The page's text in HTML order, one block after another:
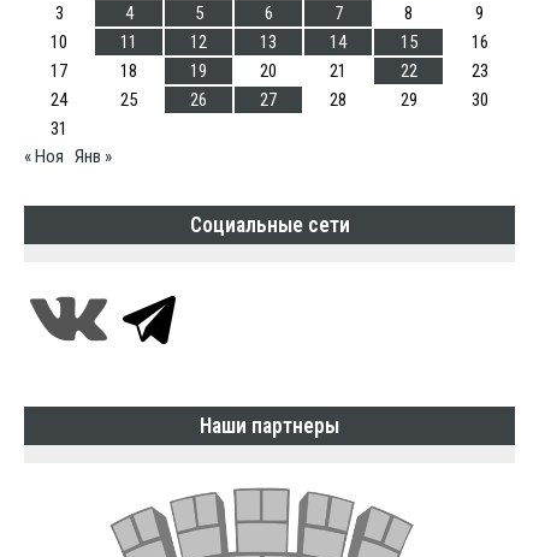
3
4 5 6 7 8
9
10
11 12 13 14 15
16
17
18 19 20 21 22
23
24
25 26 27 28 29
30
31
« Ноя Янв »
Социальные сети
Наши партнеры